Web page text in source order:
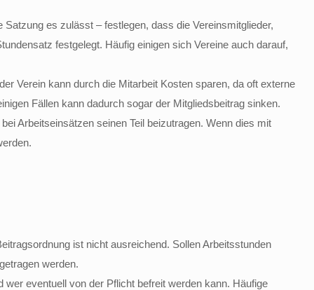
es zulässt – festlegen, dass die Vereinsmitglieder,
festgelegt. Häufig einigen sich Vereine auch darauf,
Verein kann durch die Mitarbeit Kosten sparen, da oft externe
Fällen kann dadurch sogar der Mitgliedsbeitrag sinken.
Arbeitseinsätzen seinen Teil beizutragen. Wenn dies mit
ist nicht ausreichend. Sollen Arbeitsstunden
werden.
eventuell von der Pflicht befreit werden kann. Häufige